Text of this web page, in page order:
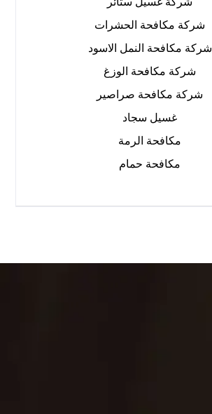
شركة مكافحة الحشرات
شركة مكافحة النمل الاسود
شركة مكافحة الوزغ
شركة مكافحة صراصير
غسيل سجاد
مكافحة الرمة
مكافحة حمام